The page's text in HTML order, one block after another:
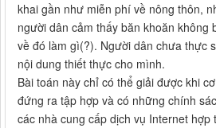
khai gần như miễn phí về nông thôn,
người dân cảm thấy băn khoăn không
về đó làm gì(?). Người dân chưa thực
nội dung thiết thực cho mình.
Bài toán này chỉ có thể giải được khi
đứng ra tập hợp và có những chính
các nhà cung cấp dịch vụ Internet hợp